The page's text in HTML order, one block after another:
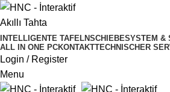
INTELLIGENTE TAFELNSCHIEBESYSTEM &
ALL IN ONE PCKONTAKTTECHNISCHER
Login / Register
Menu